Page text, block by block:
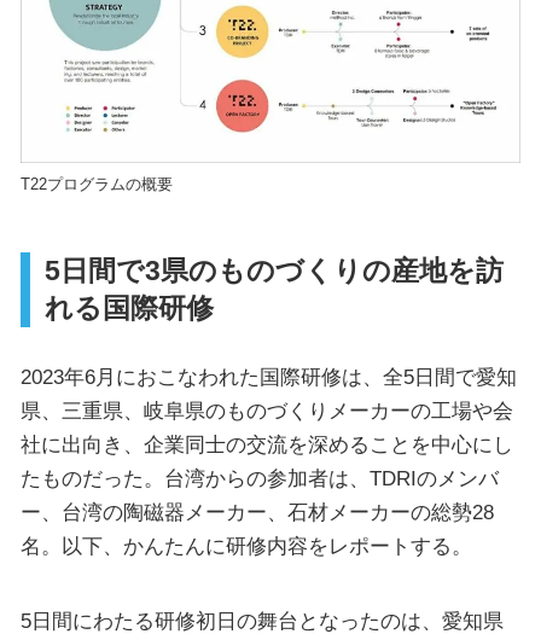
T22プログラムの概要
5日間で3県のものづくりの産地を訪
れる国際研修
2023年6月におこなわれた国際研修は、全5日間で愛知
県、三重県、岐阜県のものづくりメーカーの工場や会
社に出向き、企業同士の交流を深めることを中心にし
たものだった。台湾からの参加者は、TDRIのメンバ
ー、台湾の陶磁器メーカー、石材メーカーの総勢28
名。以下、かんたんに研修内容をレポートする。
5日間にわたる研修初日の舞台となったのは、愛知県